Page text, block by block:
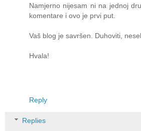
Namjerno nijesam ni na jednoj
komentare i ovo je prvi put.
Vaš blog je savršen. Duhoviti,
Hvala!
Reply
Replies